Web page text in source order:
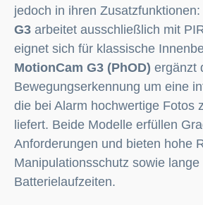
jedoch in ihren Zusatzfunktionen:
G3 arbeitet ausschließlich mit
eignet sich für klassische
MotionCam G3 (PhOD) ergänzt
Bewegungserkennung um eine
die bei Alarm hochwertige Fotos
liefert. Beide Modelle erfüllen
Anforderungen und bieten hohe
Manipulationsschutz sowie lange
Batterielaufzeiten.